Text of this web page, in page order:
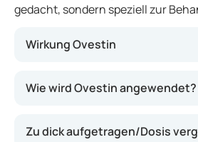
gedacht, sondern speziell zur
Wirkung Ovestin
Wie wird Ovestin angewendet?
Zu dick aufgetragen/Dosis